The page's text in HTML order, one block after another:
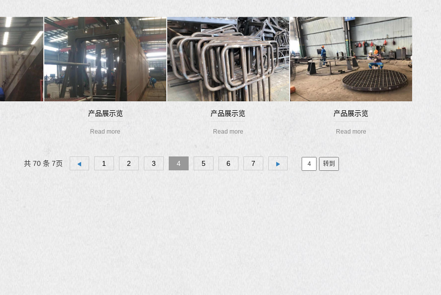
产品展示览
Read more
产品展示览
Read more
产品展示览
Read more
共 70 条 7页 1 2 3 4 5 6 7 转到